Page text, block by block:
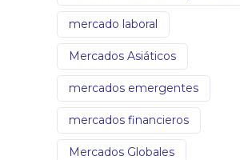
mercado laboral
Mercados Asiáticos
mercados emergentes
mercados financieros
Mercados Globales